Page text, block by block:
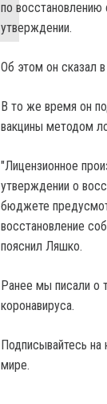
по восстановлению
утверждении.
Об этом он сказал
В то же время он
вакцины методом
"Лицензионное
утверждении о
бюджете
восстановление
пояснил Ляшко.
Ранее мы писали о
коронавируса.
Подписывайтесь на
мире.